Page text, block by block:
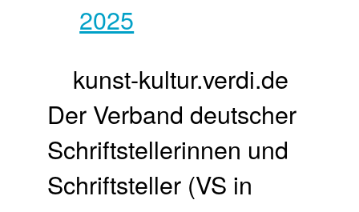
kunst-kultur.verdi.de
Der Verband deutscher
Schriftstellerinnen und
Schriftsteller (VS in